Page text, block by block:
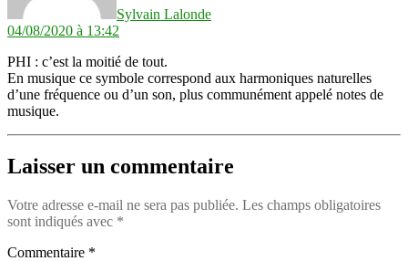
Sylvain Lalonde
04/08/2020 à 13:42
PHI : c’est la moitié de tout.
En musique ce symbole correspond aux harmoniques naturelles
d’une fréquence ou d’un son, plus communément appelé notes de
musique.
Laisser un commentaire
Votre adresse e-mail ne sera pas publiée. Les champs obligatoires
sont indiqués avec *
Commentaire *